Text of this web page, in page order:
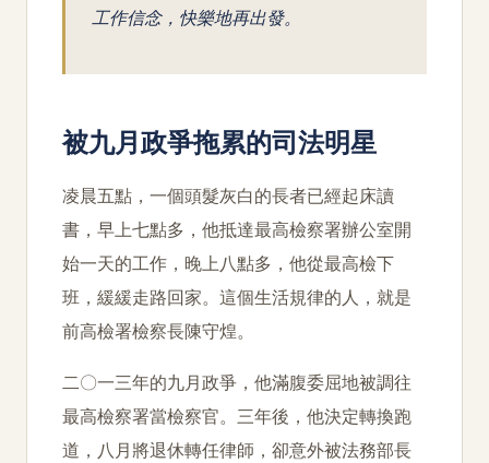
工作信念，快樂地再出發。
被九月政爭拖累的司法明星
凌晨五點，一個頭髮灰白的長者已經起床讀
書，早上七點多，他抵達最高檢察署辦公室開
始一天的工作，晚上八點多，他從最高檢下
班，緩緩走路回家。這個生活規律的人，就是
前高檢署檢察長陳守煌。
二〇一三年的九月政爭，他滿腹委屈地被調往
最高檢察署當檢察官。三年後，他決定轉換跑
道，八月將退休轉任律師，卻意外被法務部長